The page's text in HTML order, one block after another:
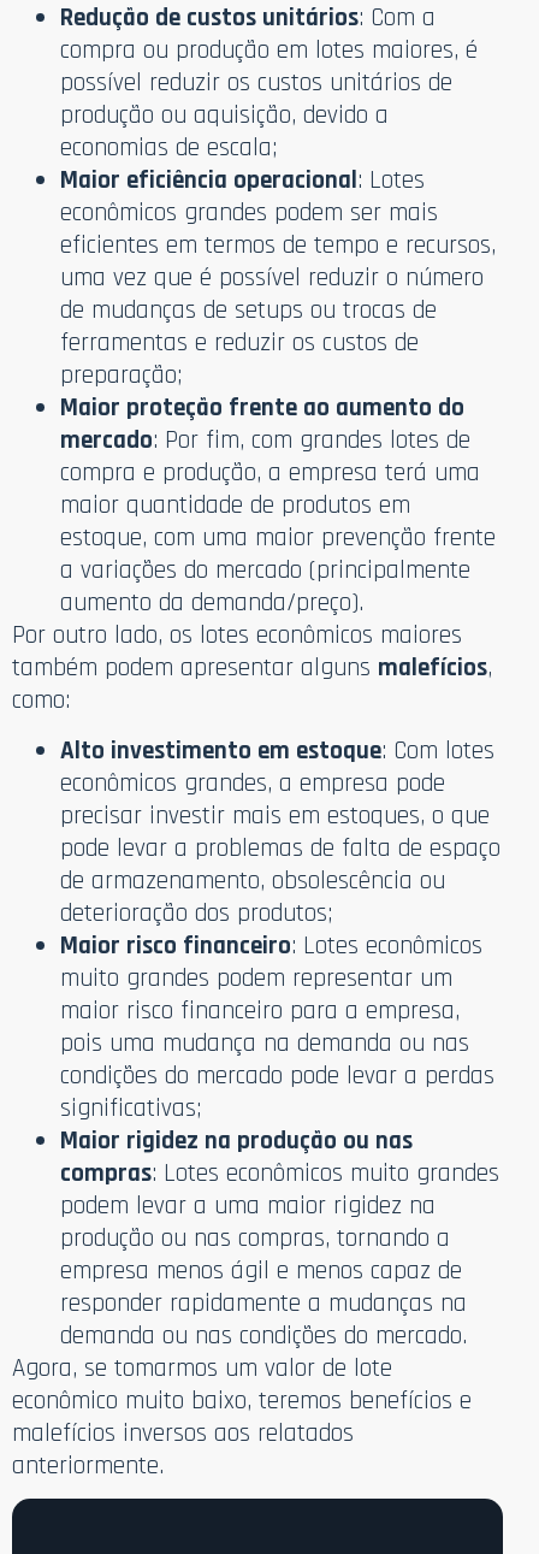
Redução de custos unitários: Com a
compra ou produção em lotes maiores, é
possível reduzir os custos unitários de
produção ou aquisição, devido a
economias de escala;
Maior eficiência operacional: Lotes
econômicos grandes podem ser mais
eficientes em termos de tempo e recursos,
uma vez que é possível reduzir o número
de mudanças de setups ou trocas de
ferramentas e reduzir os custos de
preparação;
Maior proteção frente ao aumento do
mercado: Por fim, com grandes lotes de
compra e produção, a empresa terá uma
maior quantidade de produtos em
estoque, com uma maior prevenção frente
a variações do mercado (principalmente
aumento da demanda/preço).
Por outro lado, os lotes econômicos maiores
também podem apresentar alguns malefícios,
como:
Alto investimento em estoque: Com lotes
econômicos grandes, a empresa pode
precisar investir mais em estoques, o que
pode levar a problemas de falta de espaço
de armazenamento, obsolescência ou
deterioração dos produtos;
Maior risco financeiro: Lotes econômicos
muito grandes podem representar um
maior risco financeiro para a empresa,
pois uma mudança na demanda ou nas
condições do mercado pode levar a perdas
significativas;
Maior rigidez na produção ou nas
compras: Lotes econômicos muito grandes
podem levar a uma maior rigidez na
produção ou nas compras, tornando a
empresa menos ágil e menos capaz de
responder rapidamente a mudanças na
demanda ou nas condições do mercado.
Agora, se tomarmos um valor de lote
econômico muito baixo, teremos benefícios e
malefícios inversos aos relatados
anteriormente.